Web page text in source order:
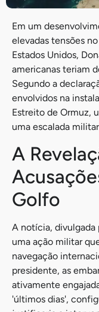
Em um
elevadas tensões
Estados Unidos,
americanas teriam
Segundo a
envolvidos na
Estreito de Ormuz,
uma escalada
A
Golfo
A notícia, divulgada
uma ação militar
navegação
presidente, as
ativamente
'últimos dias',